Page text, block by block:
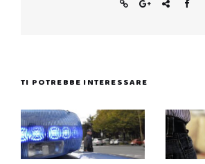
TI POTREBBE INTERESSARE